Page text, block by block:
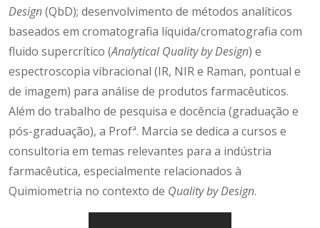
Design(QbD); desenvolvimento de métodos analíticos
baseados em cromatografia líquida/cromatografia com
fluido supercrítico (Analytical Quality by Design) e
espectroscopia vibracional (IR, NIR e Raman, pontual e
de imagem) para análise de produtos farmacêuticos.
Além do trabalho de pesquisa e docência (graduação e
pós-graduação), a Profª. Marcia se dedica a cursos e
consultoria em temas relevantes para a indústria
farmacêutica, especialmente relacionados à
Quimiometria no contexto de Quality by Design.